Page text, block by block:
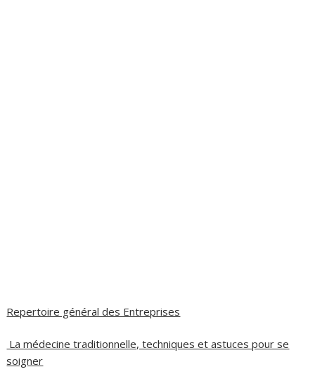
Repertoire général des Entreprises
La médecine traditionnelle, techniques et astuces pour se
soigner